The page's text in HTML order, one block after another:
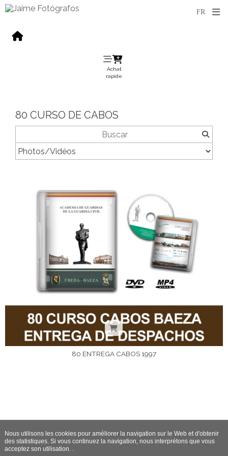
Achat
rapide
80 CURSO DE CABOS
80 ENTREGA CABOS 1997
Nous utilisons les cookies pour améliorer la navigation sur le Web et d'obtenir
des statistiques. Si vous continuez la navigation, nous interprétons que vous
acceptez son utilisation. .